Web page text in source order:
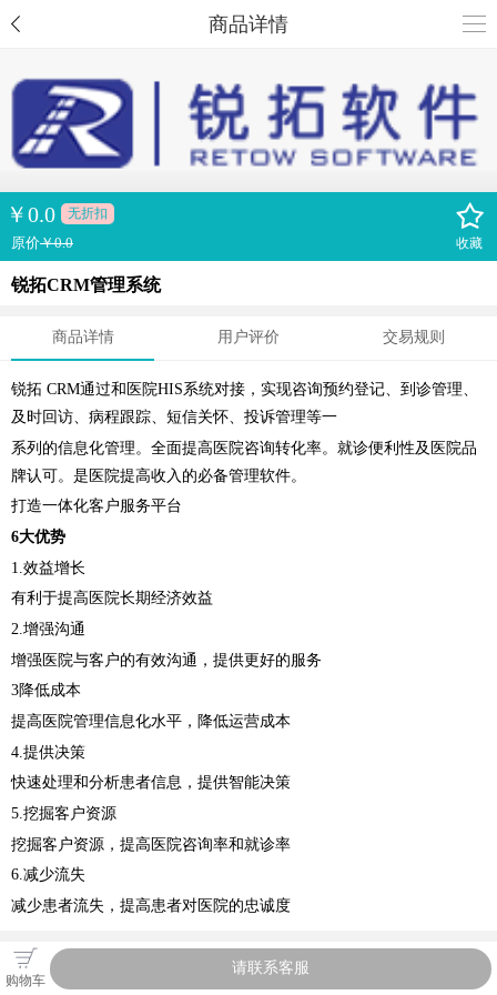
商品详情
￥0.0 无折扣
原价￥0.0 收藏
锐拓CRM管理系统
商品详情 用户评价 交易规则
锐拓 CRM通过和医院HIS系统对接，实现咨询预约登记、到诊管理、
及时回访、病程跟踪、短信关怀、投诉管理等一
系列的信息化管理。全面提高医院咨询转化率。就诊便利性及医院品
牌认可。是医院提高收入的必备管理软件。
打造一体化客户服务平台
6大优势
1.效益增长
有利于提高医院长期经济效益
2.增强沟通
增强医院与客户的有效沟通，提供更好的服务
3降低成本
提高医院管理信息化水平，降低运营成本
4.提供决策
快速处理和分析患者信息，提供智能决策
5.挖掘客户资源
挖掘客户资源，提高医院咨询率和就诊率
6.减少流失
减少患者流失，提高患者对医院的忠诚度
购物车
请联系客服